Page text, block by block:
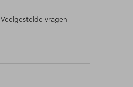
Veelgestelde vragen